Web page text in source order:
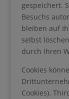
gespeichert.
Besuchs
bleiben auf
selbst
durch Ihren
Cookies
Cookies).